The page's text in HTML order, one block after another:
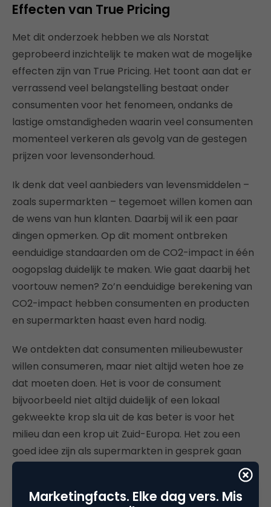
Effecten van True Pricing
Met dit onderzoek hebben we als Norstat
geprobeerd inzichtelijk te maken wat de mogelijke
effecten zijn van True Pricing. Het toont aan dat er
verrassend veel belangstelling bestaat onder
consumenten voor het fenomeen, ondanks de
lastige omstandigheden waarin veel consumenten
momenteel verkeren als gevolg van de gestegen
prijzen voor levensonderhoud.
Ik denk dat veel aanbieders van levensmiddelen –
zoals supermarkten – tegemoet willen komen aan
de wens van hun klanten. Daarbij wil ik een paar
dingen opmerken. Op dit moment ontbreken
eenduidige standaarden om de CO2-impact in één
oogopslag duidelijk te maken. Wie gaat daarbij het
voortouw nemen? Zo’n eenduidige berekening van
CO2-impact hebben consumenten en producten
en supermarkten haast even hard nodig.
We ontdekten dat consumenten milieubewuster
willen consumeren, maar niet altijd weten hoe ze
dat moeten doen. Het is voor de consument
bijvoorbeeld niet altijd duidelijk of een lokaal
gekweekte krop sla uit de kas beter is voor het
milieu dan een krop uit Zuid-Europa. Het zou een
goed idee zijn als supermarkten in gesprek gaan
om samen een standaard vast te leggen voor een
levensmiddelen. Waarom wachten op wetgeving,
Marketingfacts. Elke dag vers. Mis